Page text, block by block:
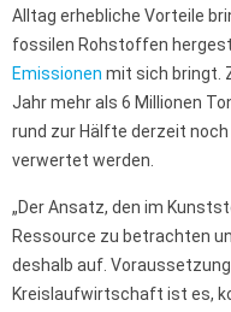
Alltag erhebliche Vorteile
fossilen Rohstoffen
Emissionen mit sich bringt.
Jahr mehr als 6 Millionen
rund zur Hälfte derzeit
verwertet werden.
„Der Ansatz, den im
Ressource zu betrachten
deshalb auf.
Kreislaufwirtschaft ist es,